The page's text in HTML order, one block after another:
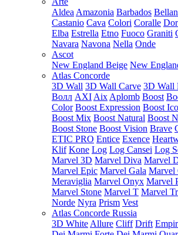
Aldea Amazonia Barbados
Castanio Cava Colori Coralle
Elba Estrella Etno Fuoco Graniti
Navara Navona Nella Onde
Ascot
New England Beige New
Atlas Concorde
3D Wall 3D Wall Carve 3D Wall
Волл AXI Aix Aplomb Boost
Color Boost Expression Boost
Boost Mix Boost Natural Boost
Boost Stone Boost Vision Brave
ETIC PRO Entice Exence
Klif Kone Log Log Cansei Log
Marvel 3D Marvel Diva Marvel
Marvel Epic Marvel Gala Marvel
Meraviglia Marvel Onyx Marvel
Marvel Stone Marvel T Marvel
Norde Nyra Prism Vest
Atlas Concorde Russia
3D White Allure Cliff Drift